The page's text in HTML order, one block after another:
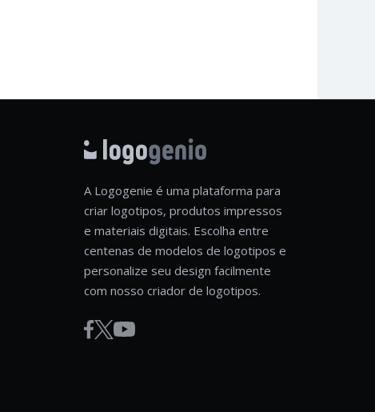
A Logogenie é uma plataforma para
criar logotipos, produtos impressos
e materiais digitais. Escolha entre
centenas de modelos de logotipos e
personalize seu design facilmente
com nosso criador de logotipos.